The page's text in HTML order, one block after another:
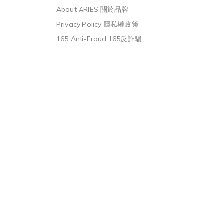
About ARIES 關於品牌
Privacy Policy 隱私權政策
165 Anti-Fraud 165反詐騙